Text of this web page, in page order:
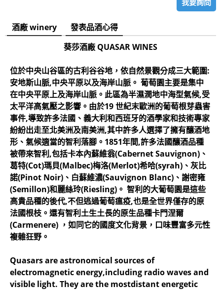
我要詢問
酒廠 winery
發表品酒心得
葵莎酒廠 QUASAR WINES
位於中央山谷區的古利谷谷地，依自然景觀分成三大範圍:
安地斯山脈,中央平原以及海岸山脈。 葡萄園主要是集中
在中央平原上及海岸山脈。此區為半濕潤地中海型氣候,受
太平洋高氣壓之影響。由於19 世紀末歐洲的葡萄根芽蟲害
事件,導致許多法國、義大利和西班牙的酒學家和技術專家
紛紛出走至北美洲及南美洲,其中許多人選擇了擁有釀酒地
形、氣候適當的智利落腳。1851年間,許多法國釀酒品種
被帶來智利,包括卡本內蘇維翁(Cabernet Sauvignon)、
葛特(Cot)瑪貝(Malbec)梅洛(Merlot)希哈(syrah)、灰比
諾(Pinot Noir)、白蘇維濃(Sauvignon Blanc)、謝密雍
(Semillon)和麗絲玲(Riesling)。 智利的大葡萄園是這些
高貴品種的後代,不但逃過葡萄瘟疫,也是全世界僅存的原
法國根枝。還有智利土生土長的原生品種卡門涅爾
(Carmenere) ，如同它的國度文化背景，口味豐富多元性
複雜狂野。
Quasars are astronomical sources of
electromagnetic energy,including radio waves and
visible light. They are the mostdistant energetic